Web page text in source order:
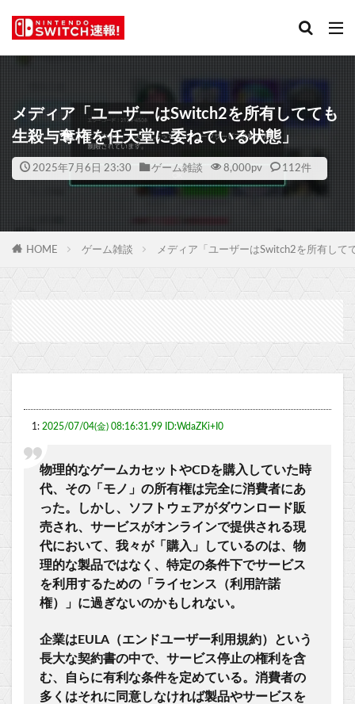
メディア「ユーザーはSwitch2を所有してても
生殺与奪権を任天堂に委ねている状態」
2025年7月6日 23:30 ゲーム雑談 8,000pv 112件
HOME ゲーム雑談 メディア「ユーザーはSwitch2を所有して
1: 2025/07/04(金) 08:16:31.99 ID:WdaZKi+I0
物理的なゲームカセットやCDを購入していた時
代、その「モノ」の所有権は完全に消費者にあ
った。しかし、ソフトウェアがダウンロード販
売され、サービスがオンラインで提供される現
代において、我々が「購入」しているのは、物
理的な製品ではなく、特定の条件下でサービス
を利用するための「ライセンス（利用許諾
権）」に過ぎないのかもしれない。
企業はEULA（エンドユーザー利用規約）という
長大な契約書の中で、サービス停止の権利を含
む、自らに有利な条件を定めている。消費者の
多くはそれに同意しなければ製品やサービスを